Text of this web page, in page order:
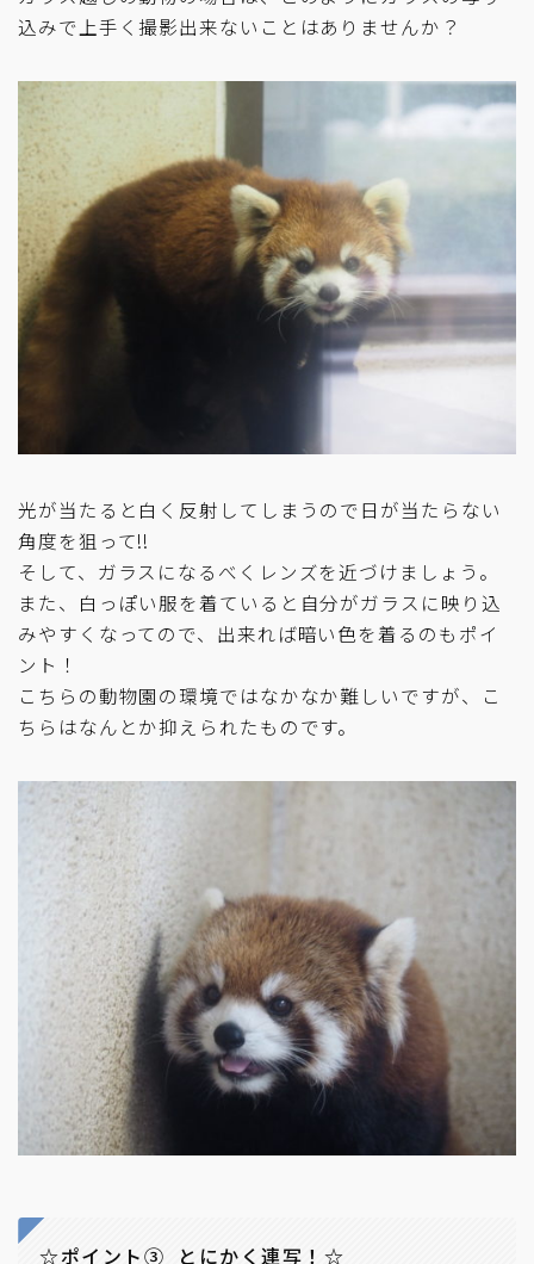
込みで上手く撮影出来ないことはありませんか？
光が当たると白く反射してしまうので日が当たらない
角度を狙って!!
そして、ガラスになるべくレンズを近づけましょう。
また、白っぽい服を着ていると自分がガラスに映り込
みやすくなってので、出来れば暗い色を着るのもポイ
ント！
こちらの動物園の環境ではなかなか難しいですが、こ
ちらはなんとか抑えられたものです。
☆ポイント③ とにかく連写！☆